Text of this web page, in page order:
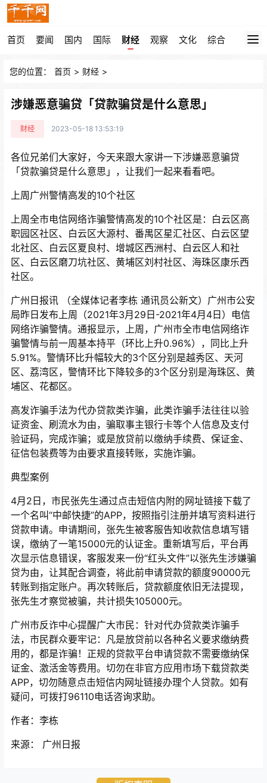
首页 要闻 国内 国际 财经 观察 文化 综合
您的位置： 首页 > 财经 >
涉嫌恶意骗贷「贷款骗贷是什么意思」
财经 2023-05-18 13:53:19
各位兄弟们大家好，今天来跟大家讲一下涉嫌恶意骗贷
「贷款骗贷是什么意思」，让我们一起来看看吧。
上周广州警情高发的10个社区
上周全市电信网络诈骗警情高发的10个社区是：白云区高
职园区社区、白云区大源村、番禺区星汇社区、白云区望
北社区、白云区夏良村、增城区西洲村、白云区人和社
区、白云区磨刀坑社区、黄埔区刘村社区、海珠区康乐西
社区。
广州日报讯 （全媒体记者李栋 通讯员公新文）广州市公安
局昨日发布上周（2021年3月29日-2021年4月4日）电信
网络诈骗警情。通报显示，上周，广州市全市电信网络诈
骗警情与前一周基本持平（环比上升0.96%），同比上升
5.91%。警情环比升幅较大的3个区分别是越秀区、天河
区、荔湾区，警情环比下降较多的3个区分别是海珠区、黄
埔区、花都区。
高发诈骗手法为代办贷款类诈骗，此类诈骗手法往往以验
证资金、刷流水为由，骗取事主银行卡等个人信息及支付
验证码，完成诈骗；或是放贷前以缴纳手续费、保证金、
征信包装费等为由要求直接转账，实施诈骗。
典型案例
4月2日，市民张先生通过点击短信内附的网址链接下载了
一个名叫“中邮快捷”的APP，按照指引注册并填写资料进行
贷款申请。申请期间，张先生被客服告知收款信息填写错
误，缴纳了一笔15000元的认证金。重新填写后，平台再
次显示信息错误，客服发来一份“红头文件”以张先生涉嫌骗
贷为由，让其配合调查，将此前申请贷款的额度90000元
转账到指定账户。再次转账后，贷款额度依旧无法提现，
张先生才察觉被骗，共计损失105000元。
广州市反诈中心提醒广大市民：针对代办贷款类诈骗手
法，市民群众要牢记：凡是放贷前以各种名义要求缴纳费
用的，都是诈骗！正规的贷款平台申请贷款不需要缴纳保
证金、激活金等费用。切勿在非官方应用市场下载贷款类
APP，切勿随意点击短信内网址链接办理个人贷款。如有
疑问，可拨打96110电话咨询求助。
作者：李栋
来源： 广州日报